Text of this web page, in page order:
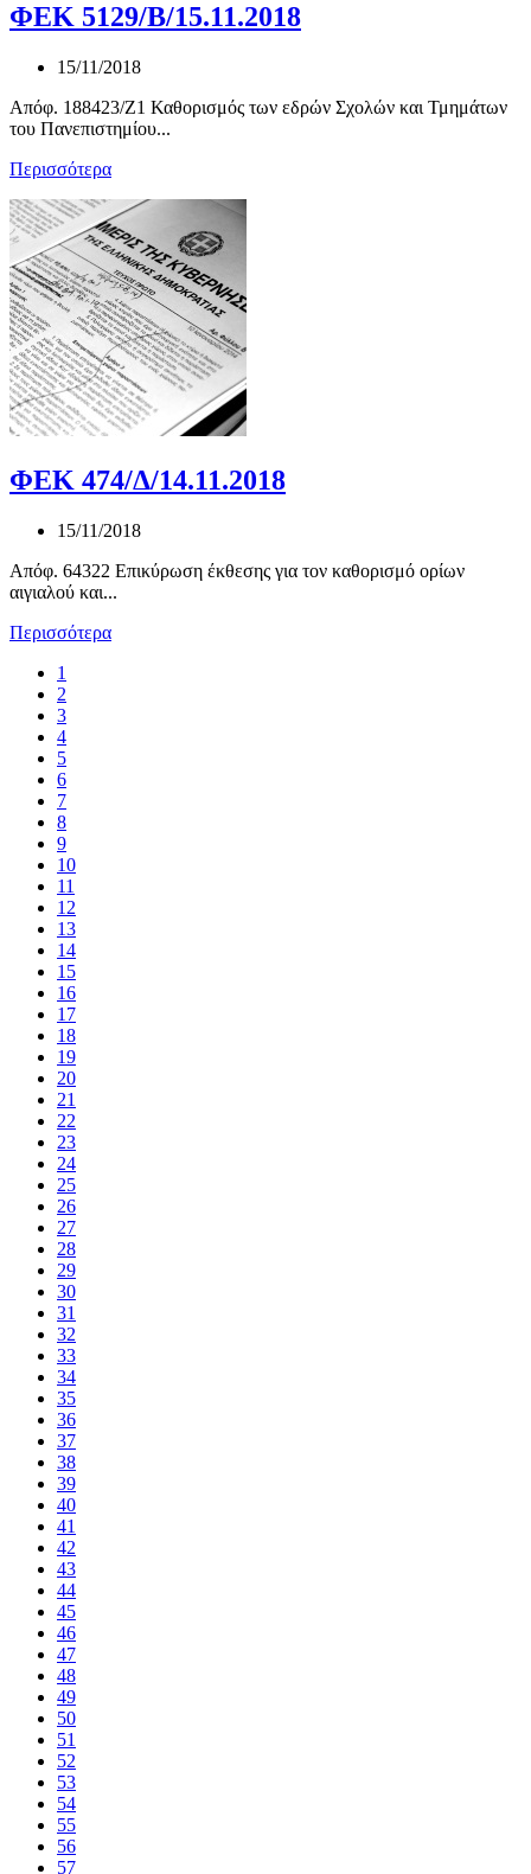
ΦΕΚ 5129/Β/15.11.2018
15/11/2018
Απόφ. 188423/Ζ1 Καθορισμός των εδρών Σχολών και Τμημάτων
του Πανεπιστημίου...
Περισσότερα
ΦΕΚ 474/Δ/14.11.2018
15/11/2018
Απόφ. 64322 Επικύρωση έκθεσης για τον καθορισμό ορίων
αιγιαλού και...
Περισσότερα
1
2
3
4
5
6
7
8
9
10
11
12
13
14
15
16
17
18
19
20
21
22
23
24
25
26
27
28
29
30
31
32
33
34
35
36
37
38
39
40
41
42
43
44
45
46
47
48
49
50
51
52
53
54
55
56
57